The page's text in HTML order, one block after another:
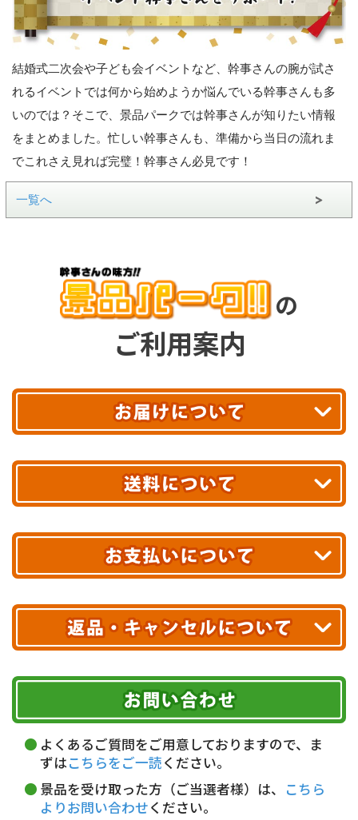
結婚式二次会や子ども会イベントなど、幹事さんの腕が試さ
れるイベントでは何から始めようか悩んでいる幹事さんも多
いのでは？そこで、景品パークでは幹事さんが知りたい情報
をまとめました。忙しい幹事さんも、準備から当日の流れま
でこれさえ見れば完璧！幹事さん必見です！
一覧へ
の
ご利用案内
最短翌日お届け!
あす着エリアが対象です。
エリアやお届け日の確認はこちら▶
※ 配送業者による配送遅延が生じる可能性がございます。
※ 沖縄・離島はお届けできません。
送料無料!
10,000円未満 全国一律1,100円(税込)
配送業者
ヤマト運輸
お届け可能時間帯
午前中 14～16時
16～18時
18～20時
19～21時 指定なし
クレジットカード
代金引換(現金のみ)
5,000円未満…330円(税込)
銀行振込(前払い)
期限を含むルール（条件）や、お客様にご負担い
ただく費用がございます。
詳しくはこちら▶
よくあるご質問をご用意しておりますので、ま
ずはこちらをご一読ください。
景品を受け取った方（ご当選者様）は、
こちら
よりお問い合わせください。